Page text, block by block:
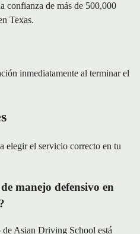
confianza de más de 500,000
Texas.
inmediatamente al terminar el
elegir el servicio correcto en tu
manejo defensivo en
Asian Driving School está